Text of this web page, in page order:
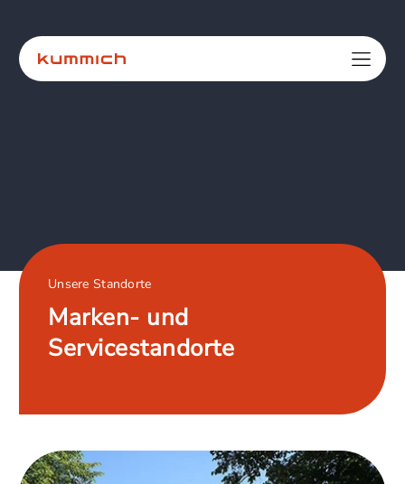
Unsere Standorte
Marken- und
Servicestandorte